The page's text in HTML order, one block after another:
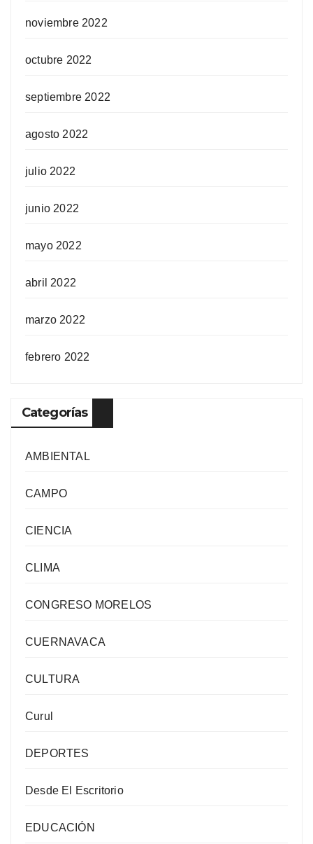
noviembre 2022
octubre 2022
septiembre 2022
agosto 2022
julio 2022
junio 2022
mayo 2022
abril 2022
marzo 2022
febrero 2022
Categorías
AMBIENTAL
CAMPO
CIENCIA
CLIMA
CONGRESO MORELOS
CUERNAVACA
CULTURA
Curul
DEPORTES
Desde El Escritorio
EDUCACIÓN